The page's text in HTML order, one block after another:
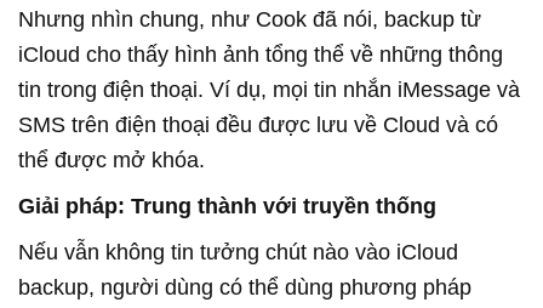
Nhưng nhìn chung, như Cook đã nói, backup từ
iCloud cho thấy hình ảnh tổng thể về những thông
tin trong điện thoại. Ví dụ, mọi tin nhắn iMessage và
SMS trên điện thoại đều được lưu về Cloud và có
thể được mở khóa.
Giải pháp: Trung thành với truyền thống
Nếu vẫn không tin tưởng chút nào vào iCloud
backup, người dùng có thể dùng phương pháp